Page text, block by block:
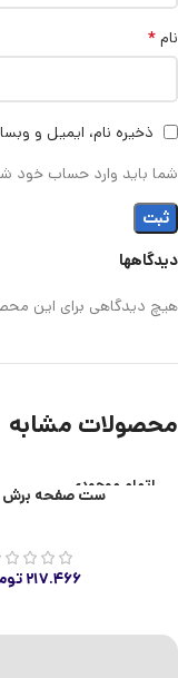
دیدگاهها
هیچ دیدگاهی برای این
نام *
ذخیره نام، ایمیل و
شما باید وارد حساب خود
محصولات مشابه
اتمام موجودیست صفحه برش ۶ تایی
۲۱۷.۴۶۶